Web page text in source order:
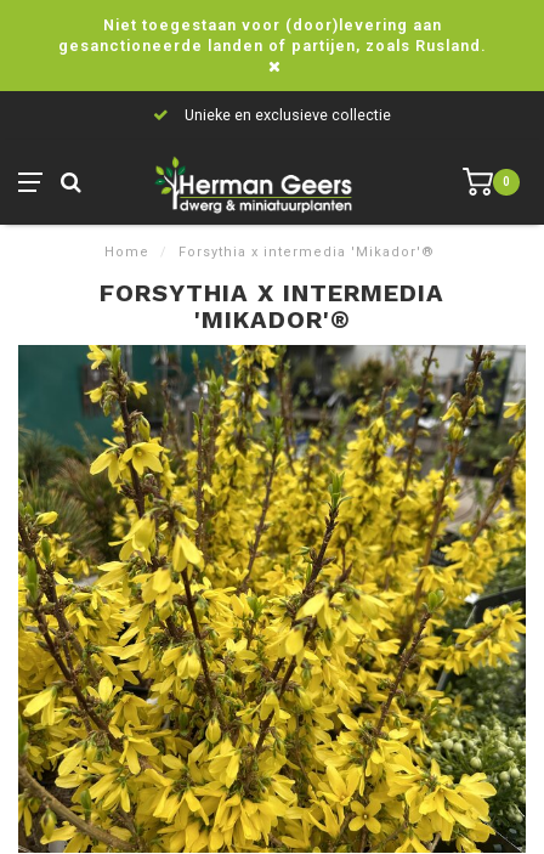
Niet toegestaan voor (door)levering aan
gesanctioneerde landen of partijen, zoals Rusland.
Unieke en exclusieve collectie
0
Home / Forsythia x intermedia 'Mikador'®
FORSYTHIA X INTERMEDIA
'MIKADOR'®